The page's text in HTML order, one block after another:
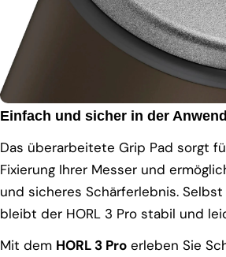
Einfach und sicher in der
Das überarbeitete Grip Pad sorgt
Fixierung Ihrer Messer und
und sicheres Schärferlebnis.
bleibt der HORL 3 Pro stabil und
Mit dem HORL 3 Pro erleben Sie